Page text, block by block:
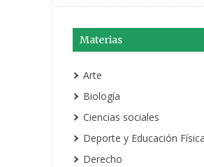
Materias
Arte
Biología
Ciencias sociales
Deporte y Educación Física
Derecho